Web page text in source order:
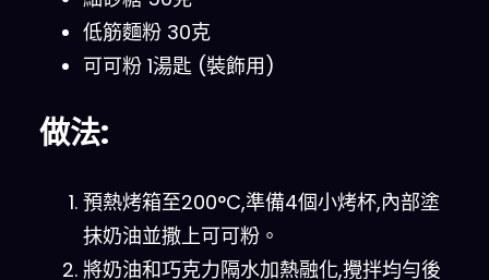
低筋麵粉 30克
可可粉 1湯匙 (裝飾用)
做法:
預熱烤箱至200°C,準備4個小烤杯,內部塗
抹奶油並撒上可可粉。
將奶油和巧克力隔水加熱融化,攪拌均勻後